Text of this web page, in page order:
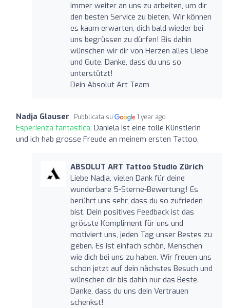
immer weiter an uns zu arbeiten, um dir
den besten Service zu bieten. Wir können
es kaum erwarten, dich bald wieder bei
uns begrüssen zu dürfen! Bis dahin
wünschen wir dir von Herzen alles Liebe
und Gute. Danke, dass du uns so
unterstützt!
Dein Absolut Art Team
Nadja Glauser Pubblicata su 1 year ago
Esperienza fantastica: Daniela ist eine tolle Künstlerin
und ich hab grosse Freude an meinem ersten Tattoo.
ABSOLUT ART Tattoo Studio Zürich
Liebe Nadja, vielen Dank für deine
wunderbare 5-Sterne-Bewertung! Es
berührt uns sehr, dass du so zufrieden
bist. Dein positives Feedback ist das
grösste Kompliment für uns und
motiviert uns, jeden Tag unser Bestes zu
geben. Es ist einfach schön, Menschen
wie dich bei uns zu haben. Wir freuen uns
schon jetzt auf dein nächstes Besuch und
wünschen dir bis dahin nur das Beste.
Danke, dass du uns dein Vertrauen
schenkst!